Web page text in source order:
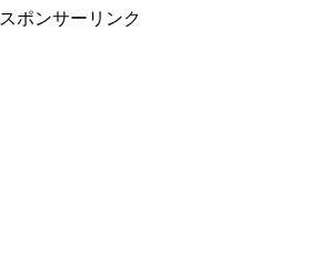
スポンサーリンク